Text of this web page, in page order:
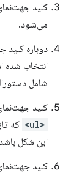
کلید
می‌شود.
دوباره کلید
انتخاب شده
شامل
کلید
<ul>
که
این شکل
کلید